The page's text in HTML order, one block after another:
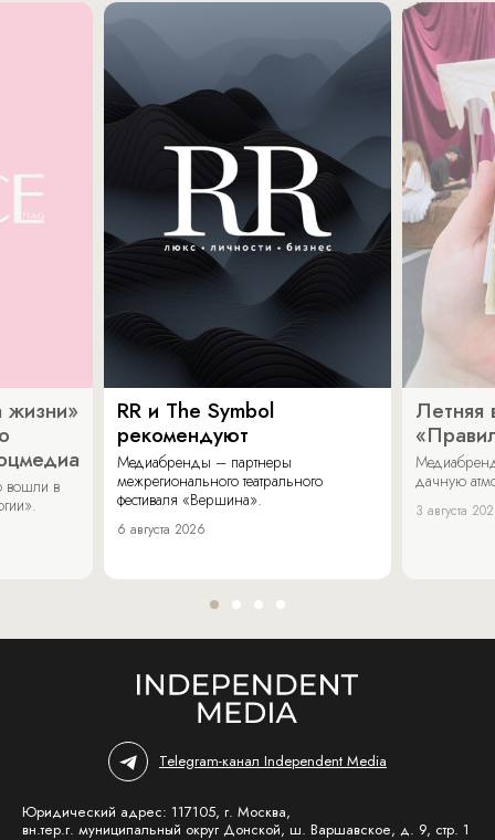
жизни»
вошли в
RR и The Symbol
рекомендуют
Медиабренды – партнеры
межрегионального театрального
фестиваля «Вершина».
6 августа 2026
Летняя
дачную
3 августа
Telegram-канал Independent Media
Юридический адрес: 117105, г. Москва,
вн.тер.г. муниципальный округ Донской, ш. Варшавское, д. 9, стр. 1